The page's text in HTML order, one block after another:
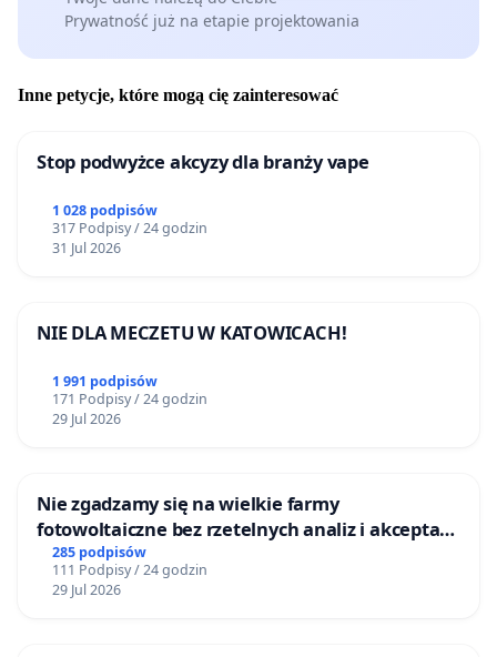
Prywatność już na etapie projektowania
Inne petycje, które mogą cię zainteresować
Stop podwyżce akcyzy dla branży vape
1 028 podpisów
317 Podpisy / 24 godzin
31 Jul 2026
NIE DLA MECZETU W KATOWICACH!
1 991 podpisów
171 Podpisy / 24 godzin
29 Jul 2026
Nie zgadzamy się na wielkie farmy
fotowoltaiczne bez rzetelnych analiz i akceptacji
mieszkańców
285 podpisów
111 Podpisy / 24 godzin
29 Jul 2026